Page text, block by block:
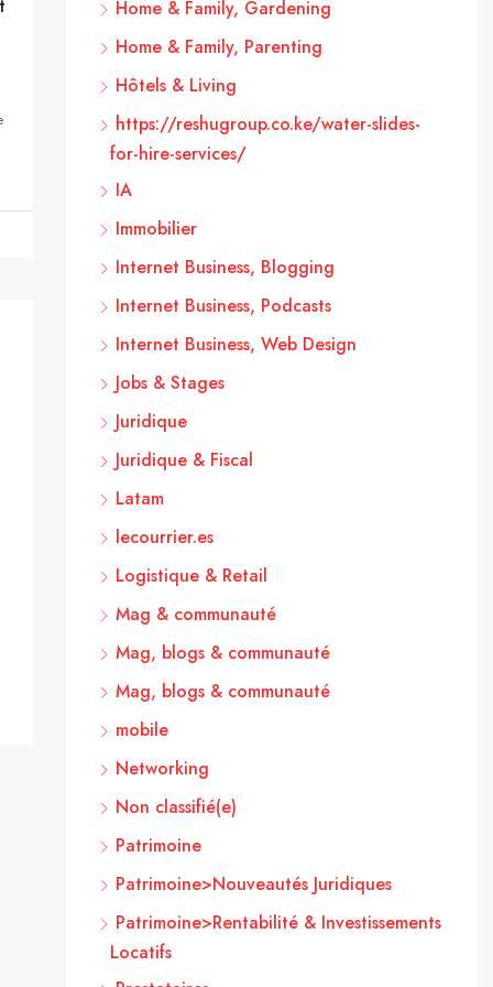
Home & Family, Gardening
Home & Family, Parenting
Hôtels & Living
https://reshugroup.co.ke/water-slides-
for-hire-services/
IA
Immobilier
Internet Business, Blogging
Internet Business, Podcasts
Internet Business, Web Design
Jobs & Stages
Juridique
Juridique & Fiscal
Latam
lecourrier.es
Logistique & Retail
Mag & communauté
Mag, blogs & communauté
Mag, blogs & communauté
mobile
Networking
Non classifié(e)
Patrimoine
Patrimoine>Nouveautés Juridiques
Patrimoine>Rentabilité & Investissements
Locatifs